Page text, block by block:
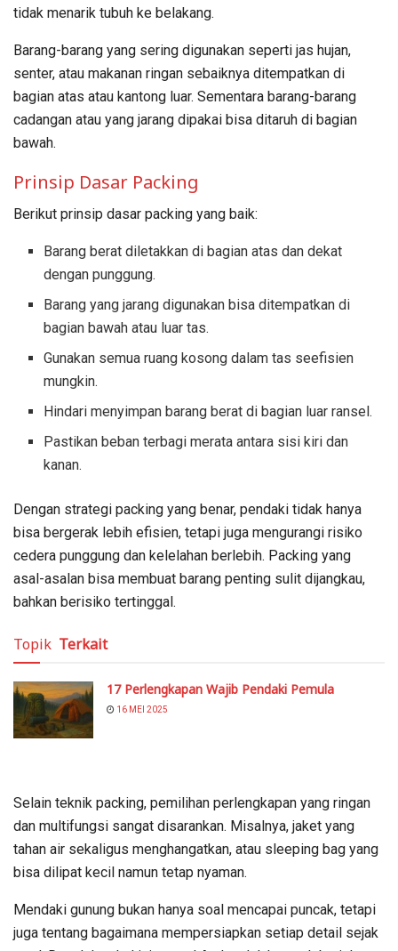
tidak menarik tubuh ke belakang.
Barang-barang yang sering digunakan seperti jas hujan,
senter, atau makanan ringan sebaiknya ditempatkan di
bagian atas atau kantong luar. Sementara barang-barang
cadangan atau yang jarang dipakai bisa ditaruh di bagian
bawah.
Prinsip Dasar Packing
Berikut prinsip dasar packing yang baik:
Barang berat diletakkan di bagian atas dan dekat
dengan punggung.
Barang yang jarang digunakan bisa ditempatkan di
bagian bawah atau luar tas.
Gunakan semua ruang kosong dalam tas seefisien
mungkin.
Hindari menyimpan barang berat di bagian luar ransel.
Pastikan beban terbagi merata antara sisi kiri dan
kanan.
Dengan strategi packing yang benar, pendaki tidak hanya
bisa bergerak lebih efisien, tetapi juga mengurangi risiko
cedera punggung dan kelelahan berlebih. Packing yang
asal-asalan bisa membuat barang penting sulit dijangkau,
bahkan berisiko tertinggal.
Topik Terkait
17 Perlengkapan Wajib Pendaki Pemula
16 MEI 2025
Selain teknik packing, pemilihan perlengkapan yang ringan
dan multifungsi sangat disarankan. Misalnya, jaket yang
tahan air sekaligus menghangatkan, atau sleeping bag yang
bisa dilipat kecil namun tetap nyaman.
Mendaki gunung bukan hanya soal mencapai puncak, tetapi
juga tentang bagaimana mempersiapkan setiap detail sejak